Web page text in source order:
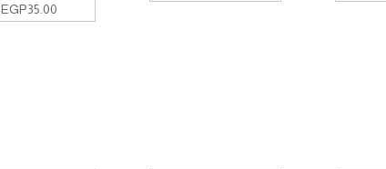
EGP35.00